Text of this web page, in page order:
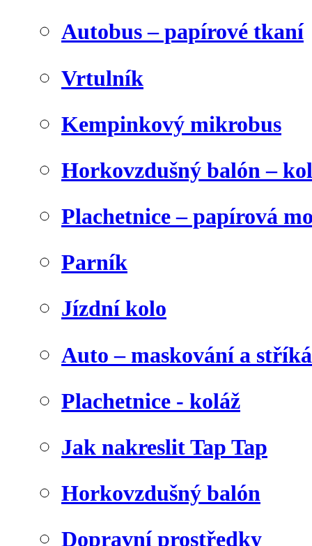
Autobus – papírové tkaní
Vrtulník
Kempinkový mikrobus
Horkovzdušný balón –
Plachetnice – papírová
Parník
Jízdní kolo
Auto – maskování a
Plachetnice - koláž
Jak nakreslit Tap Tap
Horkovzdušný balón
Dopravní prostředky